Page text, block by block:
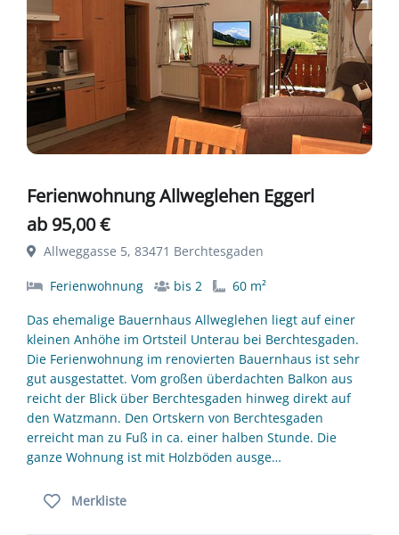
Ferienwohnung Allweglehen Eggerl
ab 95,00 €
Allweggasse 5, 83471 Berchtesgaden
Ferienwohnung bis 2
60 m²
Das ehemalige Bauernhaus Allweglehen liegt auf einer
kleinen Anhöhe im Ortsteil Unterau bei Berchtesgaden.
Die Ferienwohnung im renovierten Bauernhaus ist sehr
gut ausgestattet. Vom großen überdachten Balkon aus
reicht der Blick über Berchtesgaden hinweg direkt auf
den Watzmann. Den Ortskern von Berchtesgaden
erreicht man zu Fuß in ca. einer halben Stunde. Die
ganze Wohnung ist mit Holzböden ausge…
Merkliste